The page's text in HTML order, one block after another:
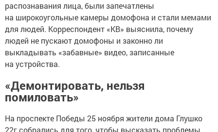
распознавания лица, были запечатлены
на широкоугольные камеры домофона и стали мемами
для людей. Корреспондент «КВ» выяснила, почему
людей не пускают домофоны и законно ли
выкладывать «забавные» видео, записанные
на устройства.
«Демонтировать, нельзя
помиловать»
На проспекте Победы 25 ноября жители дома Глушко
22г собрались для того, чтобы высказать проблемы